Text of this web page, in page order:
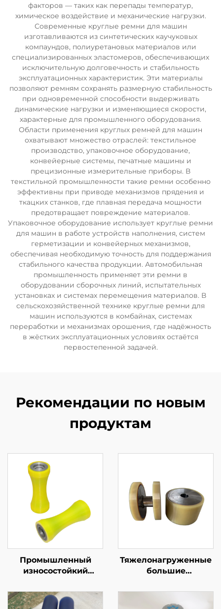
факторов — таких как перепады температур,
химическое воздействие и механические нагрузки.
Современные круглые ремни для машин
изготавливаются из синтетических каучуковых
компаундов, полиуретановых материалов или
специализированных эластомеров, обеспечивающих
исключительную долговечность и стабильность
эксплуатационных характеристик. Эти материалы
позволяют ремням сохранять размерную стабильность
при одновременной способности выдерживать
динамические нагрузки и изменяющиеся скорости,
характерные для промышленного оборудования.
Области применения круглых ремней для машин
охватывают множество отраслей: текстильное
производство, упаковочное оборудование,
конвейерные системы, печатные машины и
прецизионные измерительные приборы. В
текстильной промышленности такие ремни особенно
эффективны при приводе механизмов прядения и
ткацких станков, где плавная передача мощности
предотвращает повреждение материалов.
Упаковочное оборудование использует круглые ремни
для машин в работе устройств наполнения, систем
герметизации и конвейерных механизмов,
обеспечивая необходимую точность для поддержания
стабильного качества продукции. Автомобильная
промышленность применяет эти ремни в
оборудовании сборочных линий, испытательных
установках и системах перемещения материалов. В
сельскохозяйственной технике круглые ремни для
машин используются в комбайнах, системах
переработки и механизмах орошения, где надёжность
в жёстких эксплуатационных условиях остаётся
первостепенной задачей.
Рекомендации по новым
продуктам
Промышленный
износостойкий
V-образной формы,
транспортировка
Тяжелонагруженные
большие
резиновые колеса,
поворотные опоры